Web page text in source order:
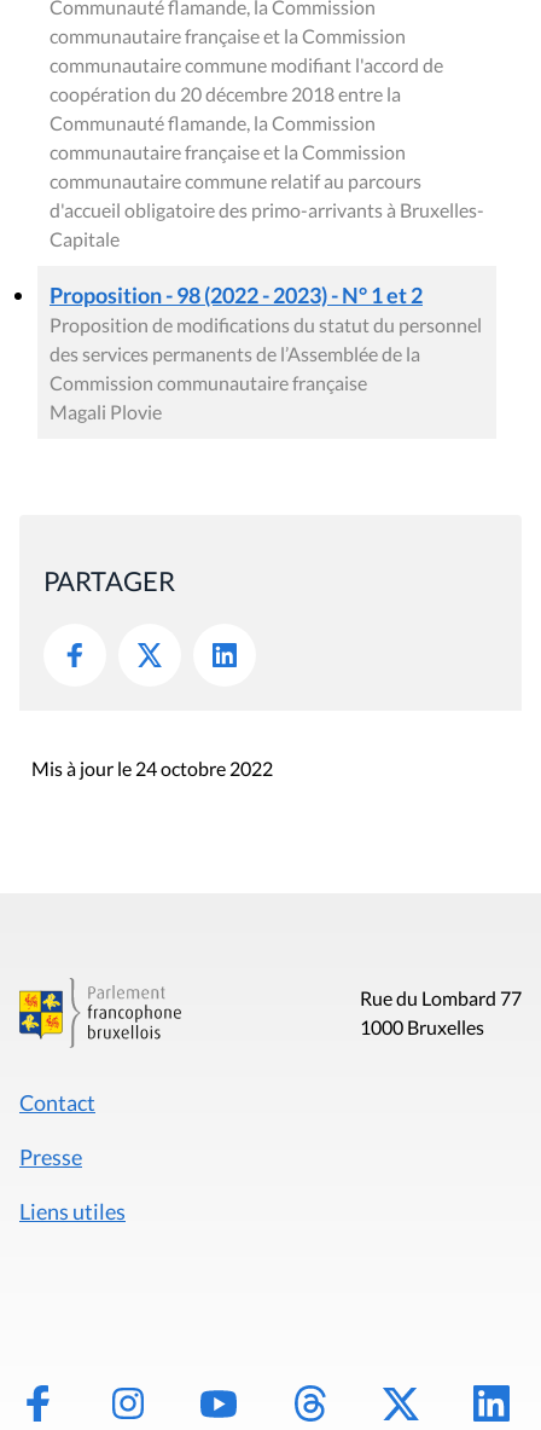
Communauté flamande, la Commission
communautaire française et la Commission
communautaire commune modifiant l'accord de
coopération du 20 décembre 2018 entre la
Communauté flamande, la Commission
communautaire française et la Commission
communautaire commune relatif au parcours
d'accueil obligatoire des primo-arrivants à Bruxelles-
Capitale
Proposition - 98 (2022 - 2023) - N° 1 et 2
Proposition de modifications du statut du personnel
des services permanents de l’Assemblée de la
Commission communautaire française
Magali Plovie
PARTAGER
Mis à jour le 24 octobre 2022
Rue du Lombard 77
1000 Bruxelles
Contact
Presse
Liens utiles